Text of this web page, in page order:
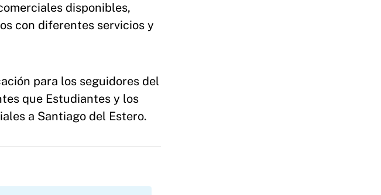
disponibles,
con diferentes servicios y
para los seguidores del
que Estudiantes y los
a Santiago del Estero.